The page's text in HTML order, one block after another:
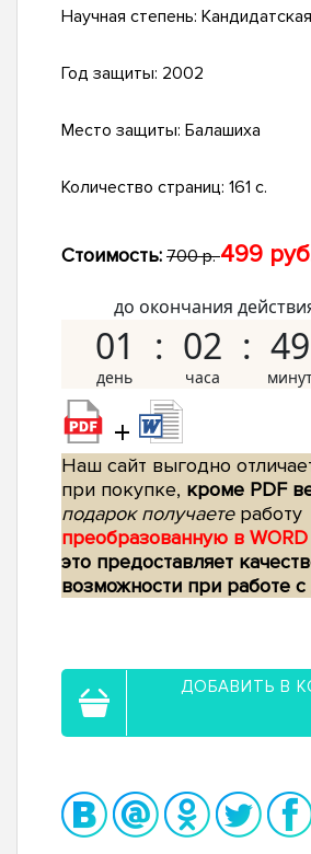
Научная степень: Кандидатская
Год защиты: 2002
Место защиты: Балашиха
Количество страниц: 161 с.
Стоимость: 700 р.499
до окончания
01 02 49
+
Наш сайт выгодно
при покупке, кроме PDF
подарок получаетеработу
преобразованную в
это предоставляет
возможности при работе
ДОБАВИТЬ В